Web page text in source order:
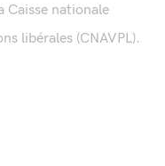
Caisse nationale
libérales (CNAVPL).